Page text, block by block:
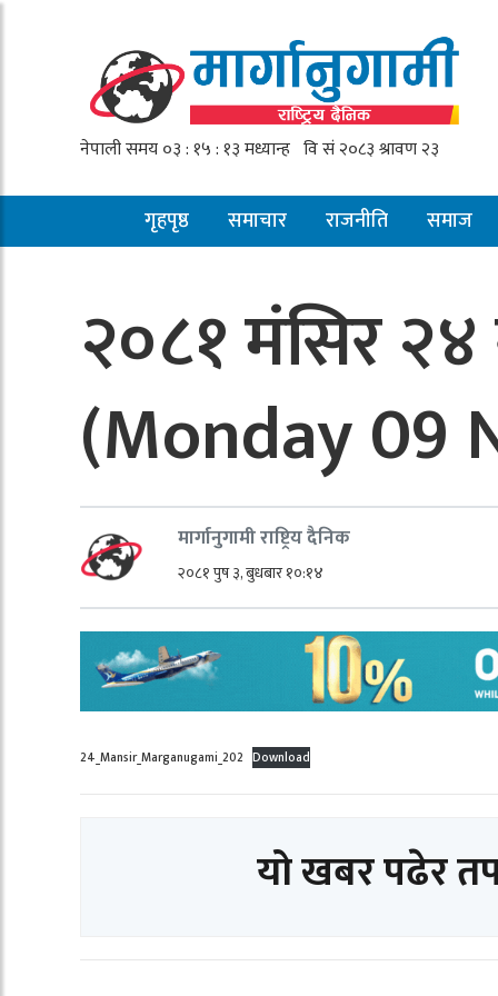
गृहपृष्ठ समाचार राजनीति समाज
२०८१ मंसिर
(Monday 09
मार्गानुगामी राष्ट्रिय दैनिक
२०८१ पुष ३, बुधबार १०:१४
24_Mansir_Marganugami_202 Download
यो खबर पढेर